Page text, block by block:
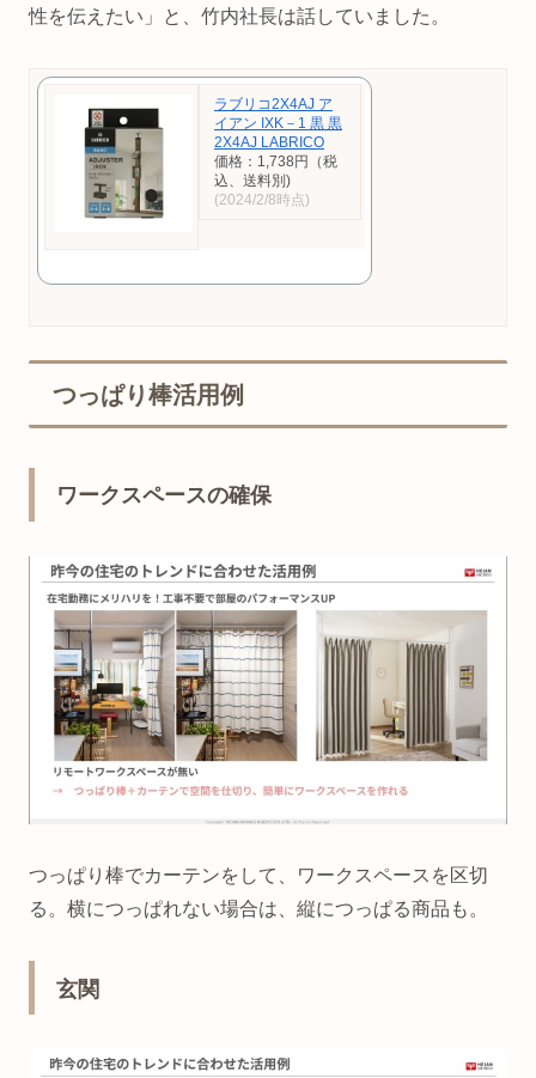
性を伝えたい」と、竹内社長は話していました。
ラブリコ2X4AJ ア
イアン IXK－1 黒 黒
2X4AJ LABRICO
価格：1,738円（税
込、送料別)
(2024/2/8時点)
つっぱり棒活用例
ワークスペースの確保
つっぱり棒でカーテンをして、ワークスペースを区切
る。横につっぱれない場合は、縦につっぱる商品も。
玄関